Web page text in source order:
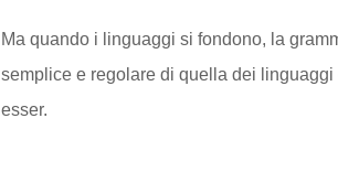
Ma quando i linguaggi si fondono, la
semplice e regolare di quella dei
esser.